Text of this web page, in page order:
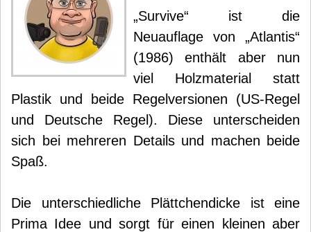
„Survive“ ist die
Neuauflage von „Atlantis“
(1986) enthält aber nun
viel Holzmaterial statt
Plastik und beide Regelversionen (US-Regel
und Deutsche Regel). Diese unterscheiden
sich bei mehreren Details und machen beide
Spaß.
Die unterschiedliche Plättchendicke ist eine
Prima Idee und sorgt für einen kleinen aber